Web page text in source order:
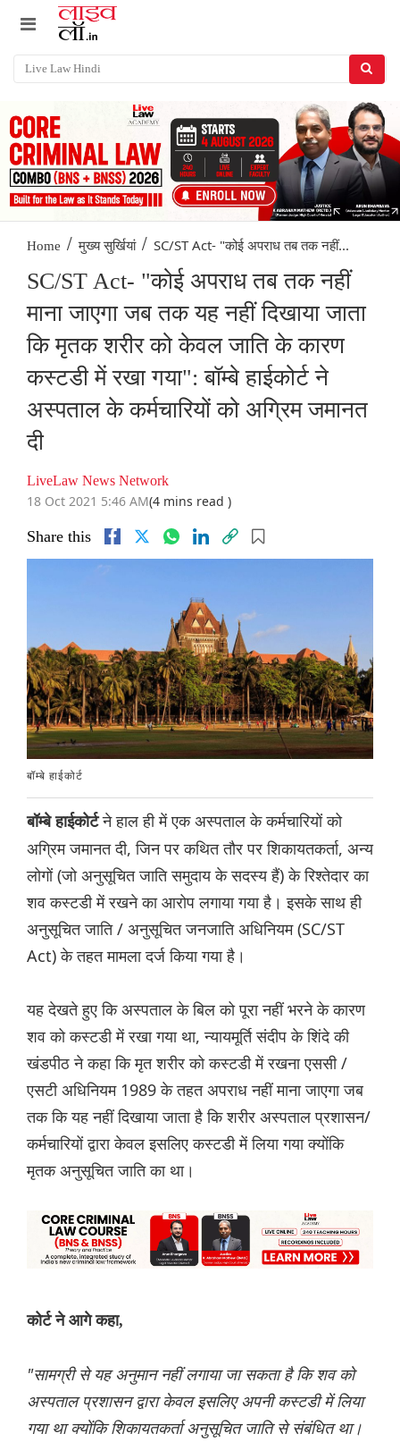
Home / मुख्य सुर्खियां / SC/ST Act- "कोई अपराध तब तक नहीं...
SC/ST Act- "कोई अपराध तब तक नहीं
माना जाएगा जब तक यह नहीं दिखाया जाता
कि मृतक शरीर को केवल जाति के कारण
कस्टडी में रखा गया": बॉम्बे हाईकोर्ट ने
अस्पताल के कर्मचारियों को अग्रिम जमानत
दी
LiveLaw News Network
18 Oct 2021 5:46 AM(4 mins read )
Share this
बॉम्बे हाईकोर्ट
बॉम्बे हाईकोर्टने हाल ही में एक अस्पताल के कर्मचारियों को
अग्रिम जमानत दी, जिन पर कथित तौर पर शिकायतकर्ता, अन्य
लोगों (जो अनुसूचित जाति समुदाय के सदस्य हैं) के रिश्तेदार का
शव कस्टडी में रखने का आरोप लगाया गया है। इसके साथ ही
अनुसूचित जाति / अनुसूचित जनजाति अधिनियम (SC/ST
Act) के तहत मामला दर्ज किया गया है।
यह देखते हुए कि अस्पताल के बिल को पूरा नहीं भरने के कारण
शव को कस्टडी में रखा गया था, न्यायमूर्ति संदीप के शिंदे की
खंडपीठ ने कहा कि मृत शरीर को कस्टडी में रखना एससी /
एसटी अधिनियम 1989 के तहत अपराध नहीं माना जाएगा जब
तक कि यह नहीं दिखाया जाता है कि शरीर अस्पताल प्रशासन/
कर्मचारियों द्वारा केवल इसलिए कस्टडी में लिया गया क्योंकि
मृतक अनुसूचित जाति का था।
कोर्ट ने आगे कहा,
"सामग्री से यह अनुमान नहीं लगाया जा सकता है कि शव को
अस्पताल प्रशासन द्वारा केवल इसलिए अपनी कस्टडी में लिया
गया था क्योंकि शिकायतकर्ता अनुसूचित जाति से संबंधित था।